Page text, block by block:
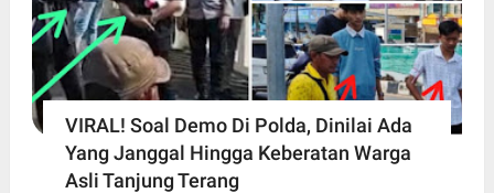
VIRAL! Soal Demo Di Polda, Dinilai Ada
Yang Janggal Hingga Keberatan Warga
Asli Tanjung Terang